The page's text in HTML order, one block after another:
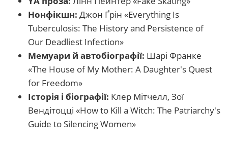
Нонфікшн: Джон Ґрін «Everything Is
Tuberculosis: The History and Persistence of
Our Deadliest Infection»
Мемуари й автобіографії: Шарі Франке
«The House of My Mother: A Daughter's Quest
for Freedom»
Історія і біографії: Клер Мітчелл, Зої
Вендітоцці «How to Kill a Witch: The Patriarchy's
Guide to Silencing Women»